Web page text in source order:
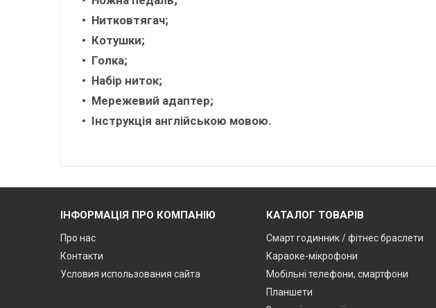
Нитковтягач;
Котушки;
Голка;
Набір ниток;
Мережевий адаптер;
Інструкція англійською мовою.
ІНФОРМАЦІЯ ПРО КОМПАНІЮ
Про нас
Контакти
Условия использования сайта
КАТАЛОГ ТОВАРІВ
Смарт годинник / фітнес браслети
Караоке-мікрофони
Мобільні телефони, смартфони
Планшети